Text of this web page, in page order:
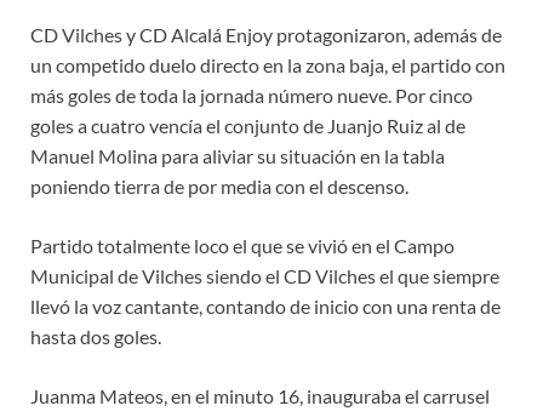
CD Vilches y CD Alcalá Enjoy protagonizaron, además de
un competido duelo directo en la zona baja, el partido con
más goles de toda la jornada número nueve. Por cinco
goles a cuatro vencía el conjunto de Juanjo Ruiz al de
Manuel Molina para aliviar su situación en la tabla
poniendo tierra de por media con el descenso.
Partido totalmente loco el que se vivió en el Campo
Municipal de Vilches siendo el CD Vilches el que siempre
llevó la voz cantante, contando de inicio con una renta de
hasta dos goles.
Juanma Mateos, en el minuto 16, inauguraba el carrusel